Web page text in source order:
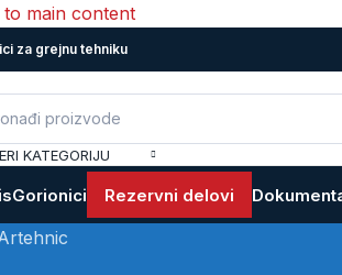
to main content
za grejnu tehniku
KATEGORIJU
Gorionici Rezervni delovi